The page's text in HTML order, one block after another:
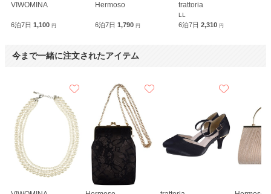
VIWOMINA
6泊7日 1,100 円
Hermoso
6泊7日 1,790 円
trattoria
LL
6泊7日2,310円
今まで一緒に注文されたアイテム